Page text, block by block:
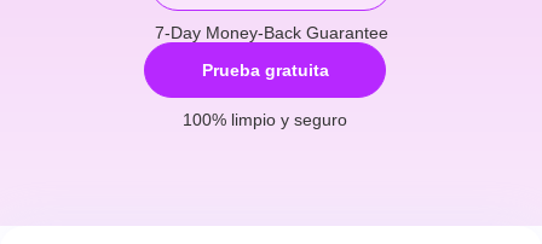
Prueba gratuita
100% limpio y seguro
7-Day Money-Back Guarantee